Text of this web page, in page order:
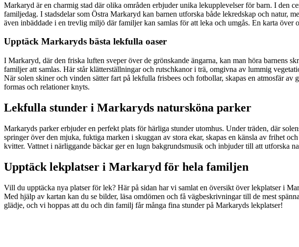
Markaryd är en charmig stad där olika områden erbjuder unika lekupplevelser för barn. I den
familjedag. I stadsdelar som Östra Markaryd kan barnen utforska både lekredskap och natur,
även inbäddade i en trevlig miljö där familjer kan samlas för att leka och umgås. En karta över
Upptäck Markaryds bästa lekfulla oaser
I Markaryd, där den friska luften sveper över de grönskande ängarna, kan man höra barnens
familjer att samlas. Här står klätterställningar och rutschkanor i trä, omgivna av lummig
När solen skiner och vinden sätter fart på lekfulla frisbees och fotbollar, skapas en atmosfär
formas och relationer knyts.
Lekfulla stunder i Markaryds natursköna parker
Markaryds parker erbjuder en perfekt plats för härliga stunder utomhus. Under träden, där
springer över den mjuka, fuktiga marken i skuggan av stora ekar, skapas en känsla av frihet
kvitter. Vattnet i närliggande bäckar ger en lugn bakgrundsmusik och inbjuder till att utforska
Upptäck lekplatser i Markaryd för hela familjen
Vill du upptäcka nya platser för lek? Här på sidan har vi samlat en översikt över lekplatser i
Med hjälp av kartan kan du se bilder, läsa omdömen och få vägbeskrivningar till de mest
glädje, och vi hoppas att du och din familj får många fina stunder på Markaryds lekplatser!